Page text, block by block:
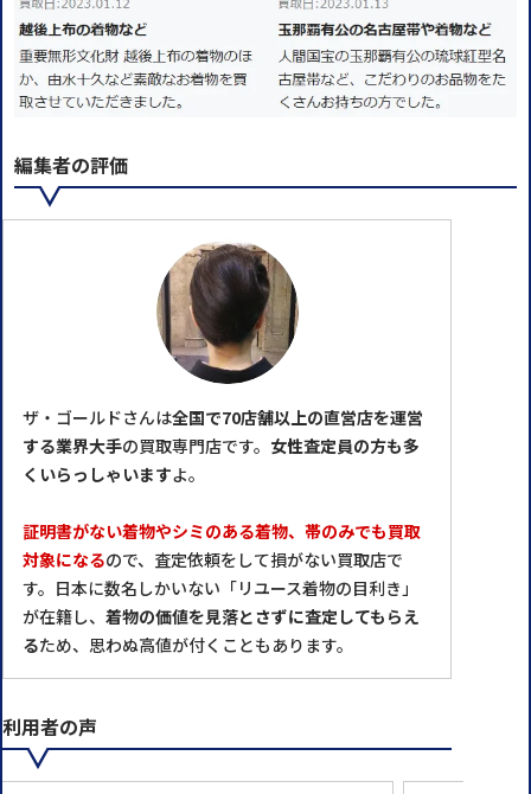
編集者の評価
ザ・ゴールドさんは全国で70店舗以上の直営店を運営
する業界大手の買取専門店です。 女性査定員の方も多
くいらっしゃいますよ。
証明書がない着物やシミのある着物、帯のみでも買取
対象になるので、査定依頼をして損がない買取店で
す。日本に数名しかいない「リユース着物の目利き」
が在籍し、 着物の価値を見落とさずに査定してもらえ
るため、思わぬ高値が付くこともあります。
利用者の声